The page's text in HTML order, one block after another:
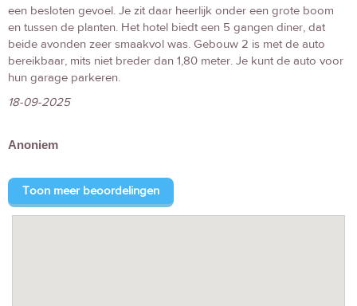
een besloten gevoel. Je zit daar heerlijk onder een grote boom
en tussen de planten. Het hotel biedt een 5 gangen diner, dat
beide avonden zeer smaakvol was. Gebouw 2 is met de auto
bereikbaar, mits niet breder dan 1,80 meter. Je kunt de auto voor
hun garage parkeren.
18-09-2025
Anoniem
Toon meer beoordelingen